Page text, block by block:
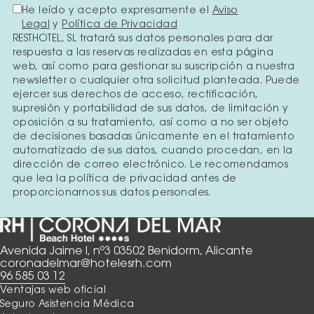
Avenida Jaime I, nº3 03502 Benidorm, Alicante
coronadelmar@hotelesrh.com
96 585 03 12
He leído y acepto expresamente el Aviso
Legal y Política de Privacidad
RESTHOTEL, SL tratará sus datos personales para dar
respuesta a las reservas realizadas en esta página
web, así como para gestionar su suscripción a nuestra
newsletter o cualquier otra solicitud planteada. Puede
ejercer sus derechos de acceso, rectificación,
supresión y portabilidad de sus datos, de limitación y
oposición a su tratamiento, así como a no ser objeto
de decisiones basadas únicamente en el tratamiento
automatizado de sus datos, cuando procedan, en la
dirección de correo electrónico. Le recomendamos
que lea la política de privacidad antes de
proporcionarnos sus datos personales.
Ventajas web oficial
Seguro Asistencia Médica